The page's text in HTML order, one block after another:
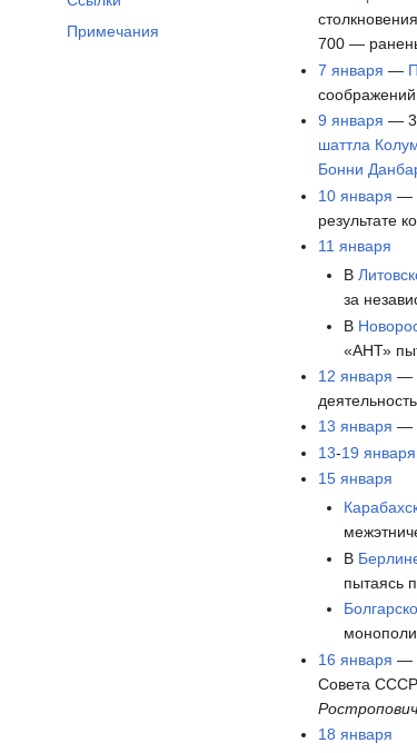
Примечания
700 —
7 января —
соображений
9 января —
шаттла
Бонни
10 января —
результате
11 января
В
за
В
«АНТ»
12 января —
деятельность
13 января —
13-19 января
15 января
В
пытаясь
16 января —
Совета
18 января